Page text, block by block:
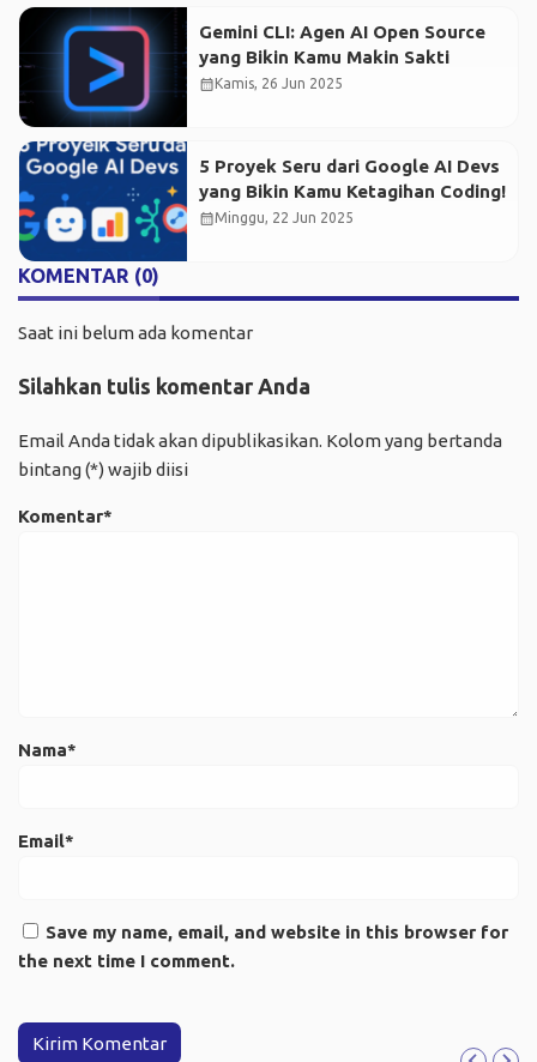
Gemini CLI: Agen AI Open Source
yang Bikin Kamu Makin Sakti
calendar_monthKamis, 26 Jun 2025
5 Proyek Seru dari Google AI Devs
yang Bikin Kamu Ketagihan Coding!
calendar_monthMinggu, 22 Jun 2025
KOMENTAR (0)
Saat ini belum ada komentar
Silahkan tulis komentar Anda
Email Anda tidak akan dipublikasikan. Kolom yang bertanda
bintang (*) wajib diisi
Komentar*
Nama*
Email*
Save my name, email, and website in this browser for
the next time I comment.